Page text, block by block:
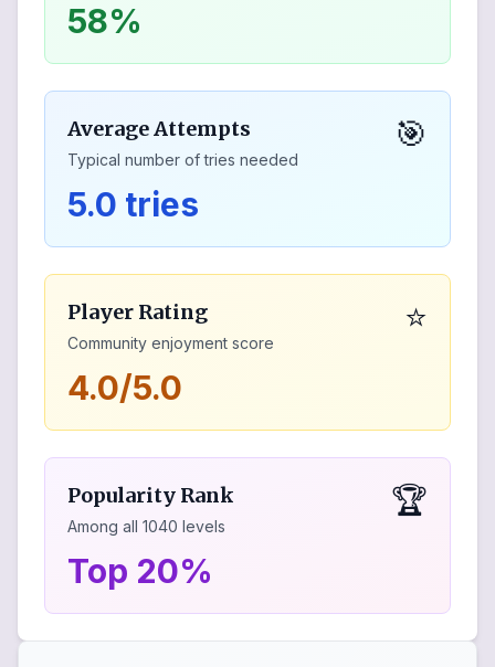
58%
Average Attempts
Typical number of tries needed
🎯
5.0 tries
Player Rating
Community enjoyment score
⭐
4.0/5.0
Popularity Rank
Among all 1040 levels
🏆
Top 20%